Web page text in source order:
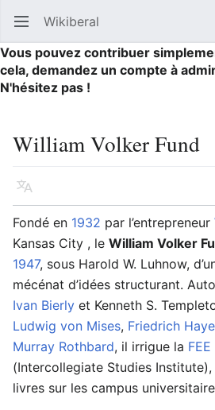
Ouvrir le menu principal Wikiberal
Vous pouvez contribuer
cela, demandez un compte à
N'hésitez pas !
William Volker Fund
Langue
Fondé en 1932 par l’entrepreneur
Kansas City , le William Volker
1947, sous Harold W. Luhnow,
mécénat d’idées structurant.
Ivan Bierly et Kenneth S.
Ludwig von Mises, Friedrich
Murray Rothbard, il irrigue la FEE
(Intercollegiate Studies
livres sur les campus